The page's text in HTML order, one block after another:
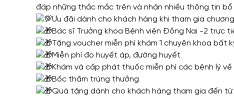
đáp những thắc mắc trên và nhận nhiều thông tin
Ưu đãi dành cho khách hàng khi tham gia
Bác sĩ Trưởng khoa Bệnh viện Đồng Nai -2 trực
Tặng voucher miễn phí khám 1 chuyên khoa
Miễn phí đo huyết áp, đường huyết
Khám và cấp phát thuốc miễn phí các bệnh lý về
Bốc thăm trúng thưởng
Quà tặng dành cho khách hàng tham gia đến từ